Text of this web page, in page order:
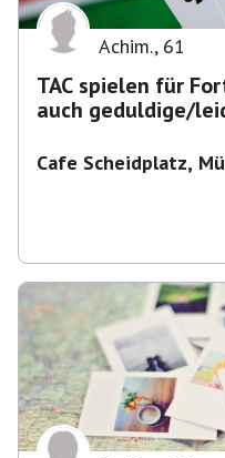
Achim., 61
TAC spielen für
auch geduldige/
Cafe Scheidplatz,